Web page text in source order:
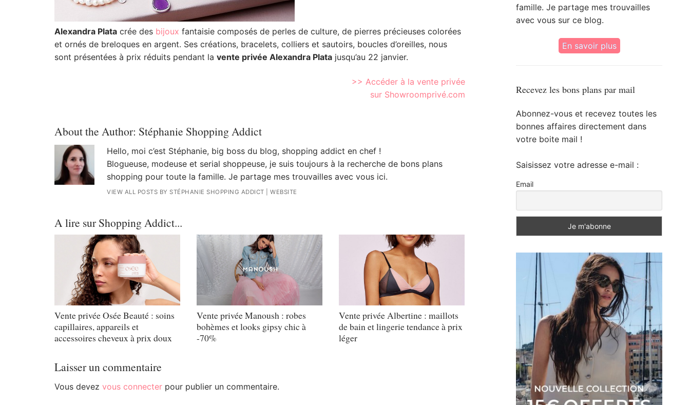
Alexandra Platacrée des bijoux fantaisie composés de perles de culture, de pierres précieuses colorées
et ornés de breloques en argent. Ses créations, bracelets, colliers et sautoirs, boucles d’oreilles, nous
sont présentées à prix réduits pendant la vente privée Alexandra Platajusqu’au 22 janvier.
>> Accéder à la vente privée
sur Showroomprivé.com
About the Author: Stéphanie Shopping Addict
Hello, moi c’est Stéphanie, big boss du blog, shopping addict en chef !
Blogueuse, modeuse et serial shoppeuse, je suis toujours à la recherche de bons plans
shopping pour toute la famille. Je partage mes trouvailles avec vous ici.
VIEW ALL POSTS BY STÉPHANIE SHOPPING ADDICT |WEBSITE
A lire sur Shopping Addict...
Vente privée Osée Beauté : soins
capillaires, appareils et
accessoires cheveux à prix doux
Vente privée Manoush : robes
bohèmes et looks gipsy chic à
-70%
Vente privée Albertine : maillots
de bain et lingerie tendance à prix
léger
Laisser un commentaire
Vous devez vous connecterpour publier un commentaire.
famille. Je partage mes trouvailles
avec vous sur ce blog.
En savoir plus
Recevez les bons plans par mail
Abonnez-vous et recevez toutes les
bonnes affaires directement dans
votre boite mail !
Saisissez votre adresse e-mail :
Email